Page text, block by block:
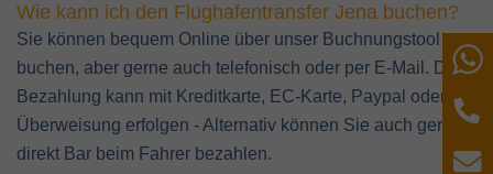
Wie kann ich den Flughafentransfer Jena buchen?
Sie können bequem Online über unser Buchnungstool
buchen, aber gerne auch telefonisch oder per E-Mail. Die
Bezahlung kann mit Kreditkarte, EC-Karte, Paypal oder per
Überweisung erfolgen - Alternativ können Sie auch gerne
direkt Bar beim Fahrer bezahlen.